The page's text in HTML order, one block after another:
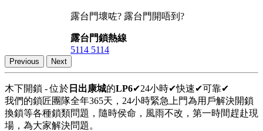
露台門壞咗? 露台門開唔到?
露台門鎖熱線
5114 5114
Previous Next
木下開鎖 - 位於 日出康城的LP6✔24小時✔快速✔可靠✔
我們的鎖匠團隊全年365天，24小時緊急上門為用戶解決開鎖
換鎖等各種鎖類問題，隨時侯命，風雨不改，第一時間趕赴現
場，為大家解決問題。